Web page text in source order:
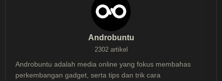
Androbuntu
2302 artikel
Androbuntu adalah media online yang fokus membahas
perkembangan gadget, serta tips dan trik cara